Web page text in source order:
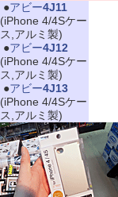
●アビー4J11
(iPhone 4/4Sケー
ス,アルミ製)
●アビー4J12
(iPhone 4/4Sケー
ス,アルミ製)
●アビー4J13
(iPhone 4/4Sケー
ス,アルミ製)